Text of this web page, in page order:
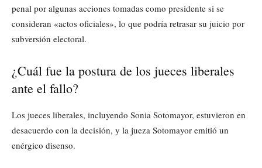
penal por algunas acciones tomadas como presidente si se
consideran «actos oficiales», lo que podría retrasar su juicio por
subversión electoral.
¿Cuál fue la postura de los jueces liberales
ante el fallo?
Los jueces liberales, incluyendo Sonia Sotomayor, estuvieron en
desacuerdo con la decisión, y la jueza Sotomayor emitió un
enérgico disenso.